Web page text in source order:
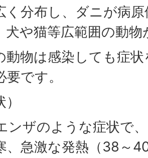
く分布し、ダニが病
犬や猫等広範囲の動
動物は感染しても症
です。
ンザのような症状で
、急激な発熱（38～